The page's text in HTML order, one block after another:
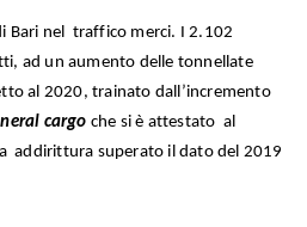
Bari nel traffico merci. I 2.102
ad un aumento delle tonnellate
al 2020, trainato dall’incremento
cargo che si è attestato al
addirittura superato il dato del 2019